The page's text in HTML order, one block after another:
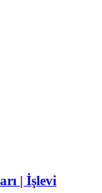
| İşlevi